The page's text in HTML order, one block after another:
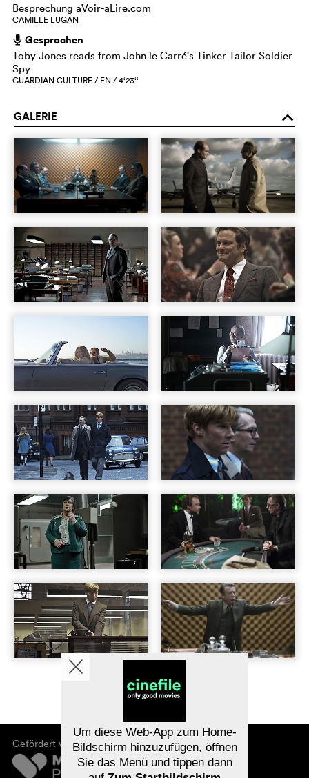
Besprechung aVoir-aLire.com
CAMILLE LUGAN
h Gesprochen
Toby Jones reads from John le Carré's Tinker Tailor Soldier
Spy
GUARDIAN CULTURE / EN / 4‘23‘‘
GALERIE o
Gefördert von
Um diese Web-App zum Home-
Bildschirm hinzuzufügen, öffnen
Sie das Menü und tippen dann